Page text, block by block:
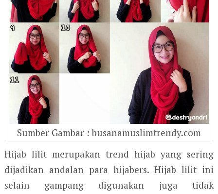
Sumber Gambar : busanamuslimtrendy.com
Hijab lilit merupakan trend hijab yang sering
dijadikan andalan para hijabers. Hijab lilit ini
selain gampang digunakan juga tidak